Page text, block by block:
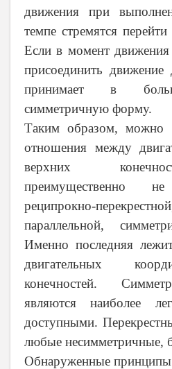
движения при
темпе стремятся
Если в момент
присоединить
принимает в
симметричную форму.
Таким образом, можно
отношения между
верхних
преимущественно
реципрокно-
параллельной,
Именно последняя
двигательных
конечностей.
являются наиболее
доступными.
любые несимметричные,
Обнаруженные